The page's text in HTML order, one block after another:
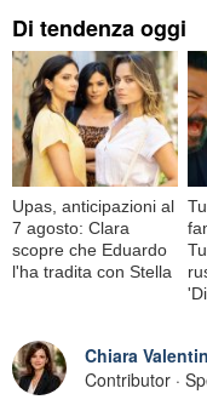
Di tendenza oggi
Upas, anticipazioni al
7 agosto: Clara
scopre che Eduardo
l'ha tradita con Stella
Chiara
Contributor ·